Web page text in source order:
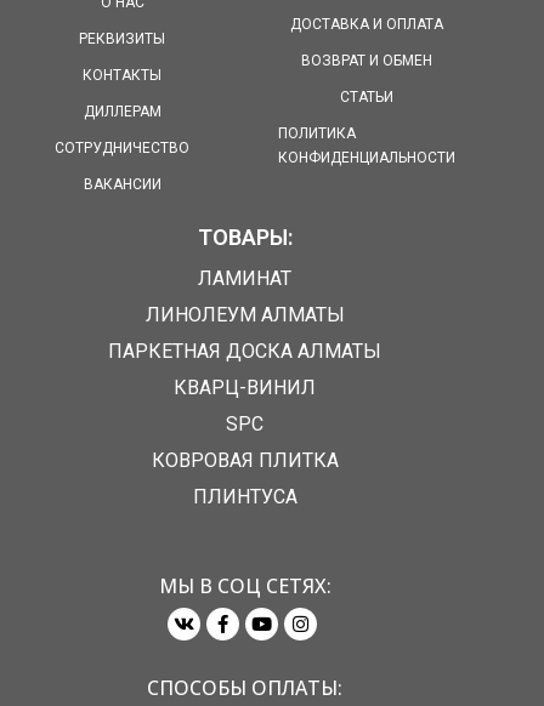
РЕКВИЗИТЫ
КОНТАКТЫ
ДИЛЛЕРАМ
СОТРУДНИЧЕСТВО
ВАКАНСИИ
ДОСТАВКА И ОПЛАТА
ВОЗВРАТ И ОБМЕН
СТАТЬИ
ПОЛИТИКА
КОНФИДЕНЦИАЛЬНОСТИ
ТОВАРЫ:
ЛАМИНАТ
ЛИНОЛЕУМ АЛМАТЫ
ПАРКЕТНАЯ ДОСКА АЛМАТЫ
КВАРЦ-ВИНИЛ
SPC
КОВРОВАЯ ПЛИТКА
ПЛИНТУСА
МЫ В СОЦ СЕТЯХ:
СПОСОБЫ ОПЛАТЫ: